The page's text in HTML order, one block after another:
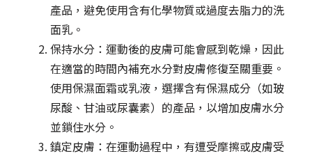
產品，避免使用含有化學物質或過度去脂力的洗
面乳。
保持水分：運動後的皮膚可能會感到乾燥，因此
在適當的時間內補充水分對皮膚修復至關重要。
使用保濕面霜或乳液，選擇含有保濕成分（如玻
尿酸、甘油或尿囊素）的產品，以增加皮膚水分
並鎖住水分。
鎮定皮膚：在運動過程中，有遭受摩擦或皮膚受